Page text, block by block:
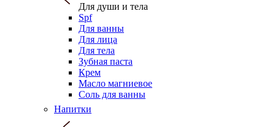
Для души и тела
Spf
Для ванны
Для лица
Для тела
Зубная паста
Крем
Масло магниевое
Соль для ванны
Напитки